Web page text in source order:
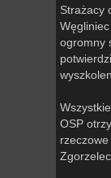
Strażacy
ogromny
OSP